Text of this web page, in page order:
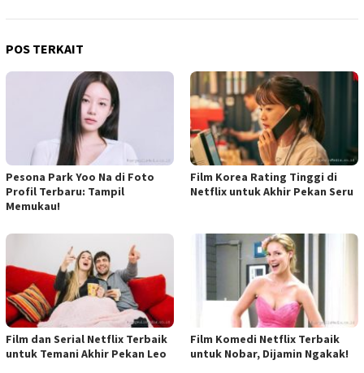
POS TERKAIT
Pesona Park Yoo Na di Foto
Profil Terbaru: Tampil
Memukau!
Film Korea Rating Tinggi di
Netflix untuk Akhir Pekan Seru
Film dan Serial Netflix Terbaik
untuk Temani Akhir Pekan Leo
Film Komedi Netflix Terbaik
untuk Nobar, Dijamin Ngakak!